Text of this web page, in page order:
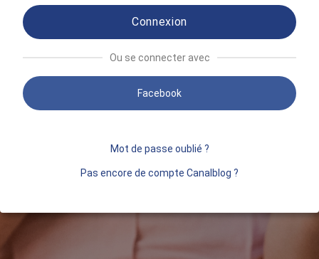
Connexion
Ou se connecter avec
Facebook
Mot de passe oublié ?
Pas encore de compte Canalblog ?